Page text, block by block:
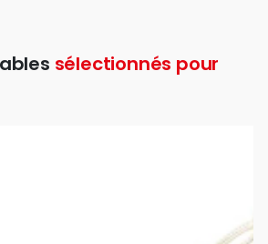
sélectionnés pour